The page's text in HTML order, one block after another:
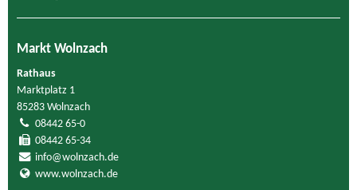
Markt Wolnzach
Rathaus
Marktplatz 1
85283 Wolnzach
08442 65-0
08442 65-34
info@wolnzach.de
www.wolnzach.de